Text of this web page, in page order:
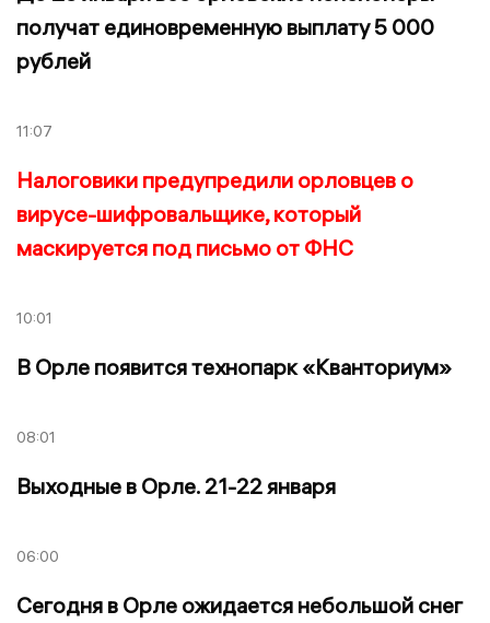
получат единовременную выплату 5 000
рублей
11:07
Налоговики предупредили орловцев о
вирусе-шифровальщике, который
маскируется под письмо от ФНС
10:01
В Орле появится технопарк «Кванториум»
08:01
Выходные в Орле. 21-22 января
06:00
Сегодня в Орле ожидается небольшой снег